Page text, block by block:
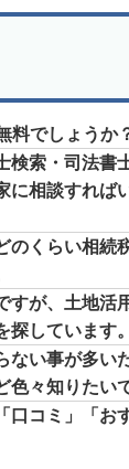
料でしょうか
検索・司法書
に相談すれば
のくらい相続
すが、土地活
探しています。
ない事が多い
々知りたい
口コミ」「お